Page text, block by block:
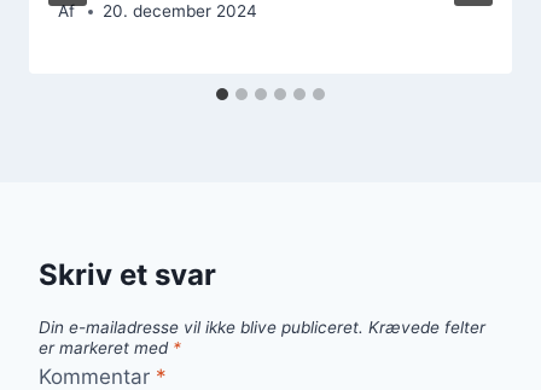
Af 20. december 2024
Skriv et svar
Din e-mailadresse vil ikke blive publiceret. Krævede felter
er markeret med *
Kommentar *